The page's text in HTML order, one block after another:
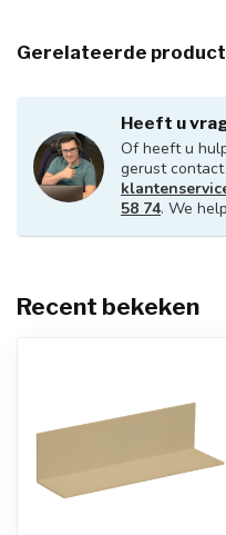
Gerelateerde
Heeft u
Of heeft u
gerust
58 74. We
Recent bekeken